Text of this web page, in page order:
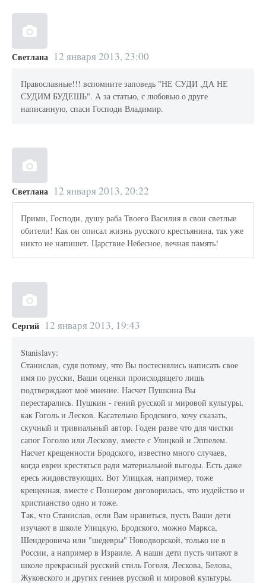
Светлана 12 января 2013, 23:00
Православные!!! вспомните заповедь "НЕ СУДИ ,ДА НЕ
СУДИМ БУДЕШЬ". А за статью, с любовью о друге
написанную, спаси Господи Владимир.
Светлана 12 января 2013, 20:22
Прими, Господи, душу раба Твоего Василия в свои светлые
обители! Как он описал жизнь русского крестьянина, так уже
никто не напишет. Царствие Небесное, вечная память!
Сергий 12 января 2013, 19:43
Stanislavу:
Станислав, судя потому, что Вы постеснялись написать свое
имя по русски, Ваши оценки происходящего лишь
подтверждают моё мнение. Насчет Пушкина Вы
перестарались. Пушкин - гений русской и мировой культуры,
как Гоголь и Лесков. Касательно Бродского, хочу сказать,
скучный и тривиальный автор. Годен разве что для чистки
сапог Гоголю или Лескову, вместе с Улицкой и Эппелем.
Насчет крещенности Бродского, известно много случаев,
когда евреи крестяться ради материальной выгоды. Есть даже
ересь жидовствующих. Вот Улицкая, например, тоже
крещенная, вместе с Познером договорилась, что иудейство и
христианство одно и тоже.
Так, что Станислав, если Вам нравиться, пусть Ваши дети
изучают в школе Улицкую, Бродского, можно Маркса,
Шендеровича или "шедевры" Новодворской, только не в
России, а например в Израиле. А наши дети пусть читают в
школе прекрасный русский стиль Гоголя, Лескова, Белова,
Жуковского и других гениев русской и мировой культуры.